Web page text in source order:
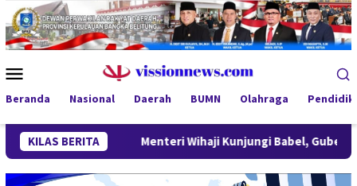
Loncat
ke
konten
Mobile
Beranda Nasional Daerah BUMN Olahraga
KILAS BERITA
Menteri Wihaji Kunjungi Babel, Gubernur Hidayat